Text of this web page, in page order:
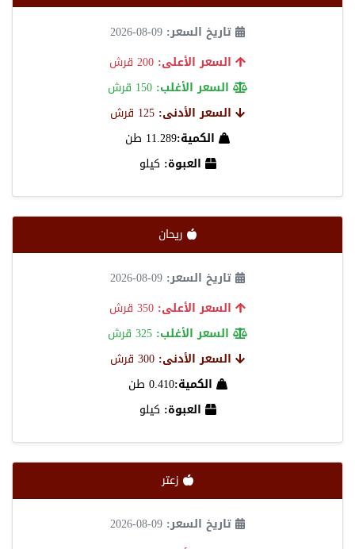
تاريخ السعر: 09-08-2026
السعر الأعلى:
السعر الأغلب:
السعر الأدنى: 125 قرش
الكمية:11.289 طن
العبوة: كيلو
ريحان
تاريخ السعر: 09-08-2026
السعر الأعلى:
السعر الأغلب:
السعر الأدنى: 300 قرش
الكمية:0.410 طن
العبوة: كيلو
زعتر
تاريخ السعر: 09-08-2026